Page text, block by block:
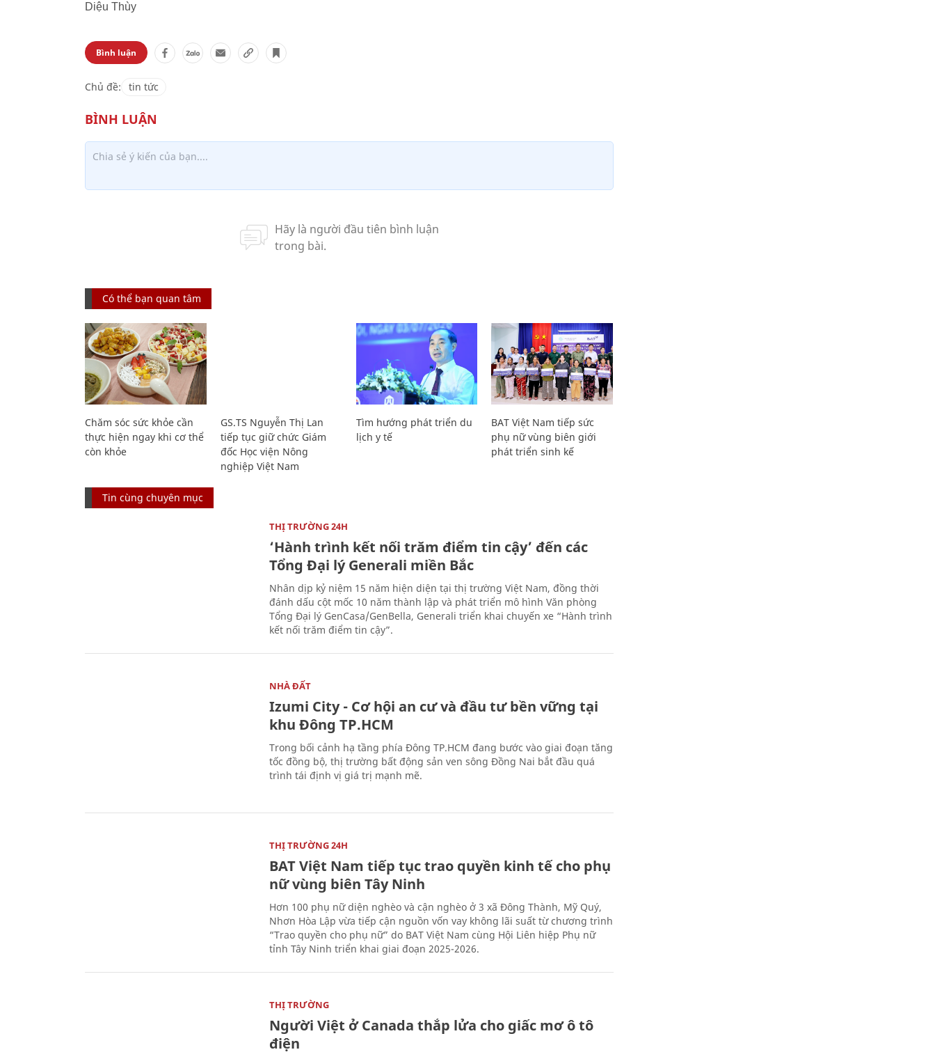
Diệu Thùy
Bình luận
Chủ đề: tin tức
Có thể bạn quan tâm
Chăm sóc sức khỏe cần
thực hiện ngay khi cơ thể
còn khỏe
GS.TS Nguyễn Thị Lan
tiếp tục giữ chức Giám
đốc Học viện Nông
nghiệp Việt Nam
Tìm hướng phát triển du
lịch y tế
BAT Việt Nam tiếp sức
phụ nữ vùng biên giới
phát triển sinh kế
Tin cùng chuyên mục
THỊ TRƯỜNG 24H
‘Hành trình kết nối trăm điểm tin cậy’ đến các
Tổng Đại lý Generali miền Bắc
Nhân dịp kỷ niệm 15 năm hiện diện tại thị trường Việt Nam, đồng thời
đánh dấu cột mốc 10 năm thành lập và phát triển mô hình Văn phòng
Tổng Đại lý GenCasa/GenBella, Generali triển khai chuyến xe “Hành trình
kết nối trăm điểm tin cậy”.
NHÀ ĐẤT
Izumi City - Cơ hội an cư và đầu tư bền vững tại
khu Đông TP.HCM
Trong bối cảnh hạ tầng phía Đông TP.HCM đang bước vào giai đoạn tăng
tốc đồng bộ, thị trường bất động sản ven sông Đồng Nai bắt đầu quá
trình tái định vị giá trị mạnh mẽ.
THỊ TRƯỜNG 24H
BAT Việt Nam tiếp tục trao quyền kinh tế cho phụ
nữ vùng biên Tây Ninh
Hơn 100 phụ nữ diện nghèo và cận nghèo ở 3 xã Đông Thành, Mỹ Quý,
Nhơn Hòa Lập vừa tiếp cận nguồn vốn vay không lãi suất từ chương trình
“Trao quyền cho phụ nữ” do BAT Việt Nam cùng Hội Liên hiệp Phụ nữ
tỉnh Tây Ninh triển khai giai đoạn 2025-2026.
THỊ TRƯỜNG
Người Việt ở Canada thắp lửa cho giấc mơ ô tô
điện